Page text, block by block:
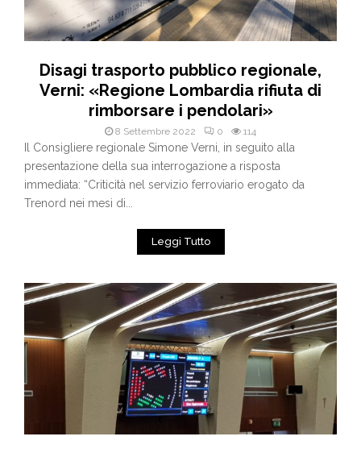
Disagi trasporto pubblico regionale,
Verni: «Regione Lombardia rifiuta di
rimborsare i pendolari»
8 Settembre 2022 0 114
Il Consigliere regionale Simone Verni, in seguito alla
presentazione della sua interrogazione a risposta
immediata: “Criticità nel servizio ferroviario erogato da
Trenord nei mesi di...
Leggi Tutto